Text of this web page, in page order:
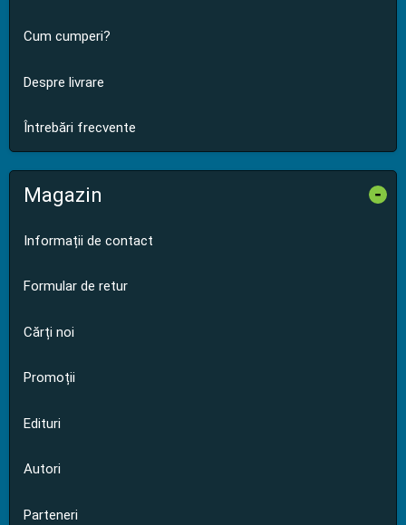
Cum cumperi?
Despre livrare
Întrebări frecvente
Magazin -
Informații de contact
Formular de retur
Cărți noi
Promoții
Edituri
Autori
Parteneri